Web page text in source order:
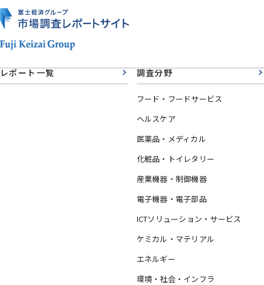
レポート一覧 調査分野
フード・フードサービス
ヘルスケア
医薬品・メディカル
化粧品・トイレタリー
産業機器・制御機器
電子機器・電子部品
ICTソリューション・サービス
ケミカル・マテリアル
エネルギー
環境・社会・インフラ